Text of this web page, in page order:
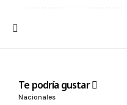
Te podría gustar
Nacionales